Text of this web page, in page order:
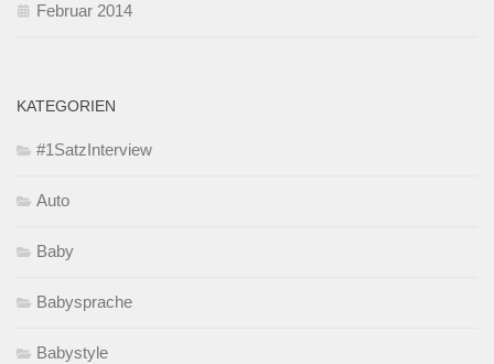
Februar 2014
KATEGORIEN
#1SatzInterview
Auto
Baby
Babysprache
Babystyle